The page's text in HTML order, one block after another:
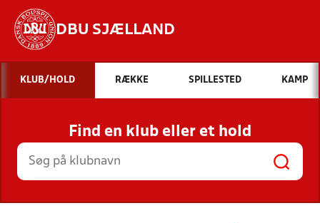
DBU SJÆLLAND
Hvad vil du søge efter?
INDHOLD OG NYHEDER
STILLINGER, RESULTATER, KLUBBER OG
HOLD
KLUB/HOLD RÆKKE SPILLESTED KAMP
Find en klub eller et hold